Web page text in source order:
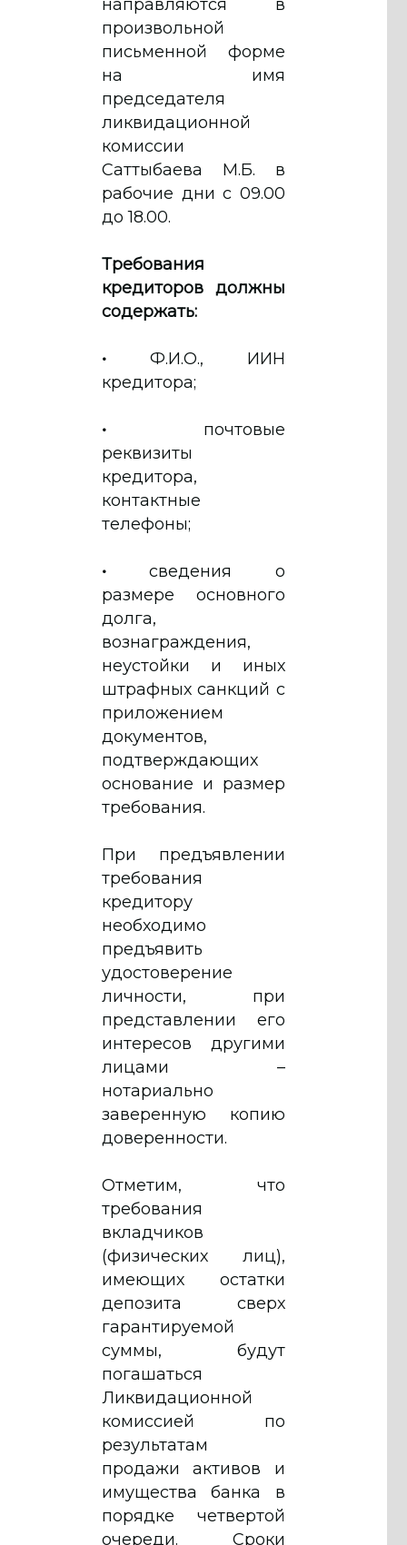
направляются в
произвольной
письменной форме
на имя
председателя
ликвидационной
комиссии
Саттыбаева М.Б. в
рабочие дни с 09.00
до 18.00.
Требования
кредиторов должны
содержать:
• Ф.И.О., ИИН
кредитора;
• почтовые
реквизиты
кредитора,
контактные
телефоны;
• сведения о
размере основного
долга,
вознаграждения,
неустойки и иных
штрафных санкций с
приложением
документов,
подтверждающих
основание и размер
требования.
При предъявлении
требования
кредитору
необходимо
предъявить
удостоверение
личности, при
представлении его
интересов другими
лицами –
нотариально
заверенную копию
доверенности.
Отметим, что
требования
вкладчиков
(физических лиц),
имеющих остатки
депозита сверх
гарантируемой
суммы, будут
погашаться
Ликвидационной
комиссией по
результатам
продажи активов и
имущества банка в
порядке четвертой
очереди. Сроки